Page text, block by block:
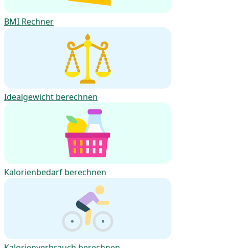
BMI Rechner
Idealgewicht berechnen
Kalorienbedarf berechnen